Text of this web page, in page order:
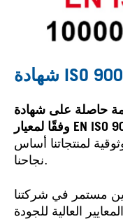
حاصلة على شهادة
لمنتجاتنا أساس
نجاحنا.
مستمر في شركتنا